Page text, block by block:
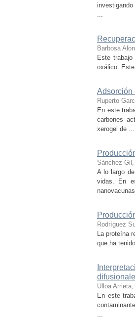
...
Barbosa
Este
oxálico.
Adsorción
Ruperto
En este
carbones
xerogel de ...
Sánchez
A lo largo
vidas. En
Rodríguez
La proteína
que ha
Ulloa
En este
...